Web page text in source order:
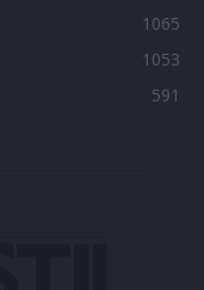
1065
1053
591